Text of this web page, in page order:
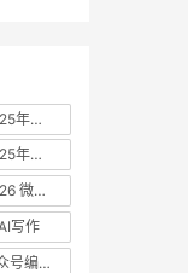
2025年微信编辑器推荐
2025年微信编辑器实测
2026 微信公众号编辑器推荐
写作
公众号编辑器哪个好